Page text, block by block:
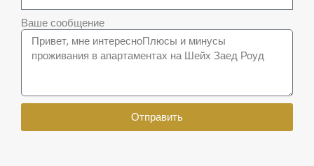
Ваше сообщение
Отправить